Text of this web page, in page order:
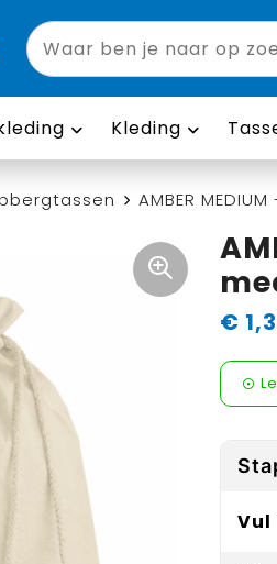
Kleding
AMBER
€
Vul